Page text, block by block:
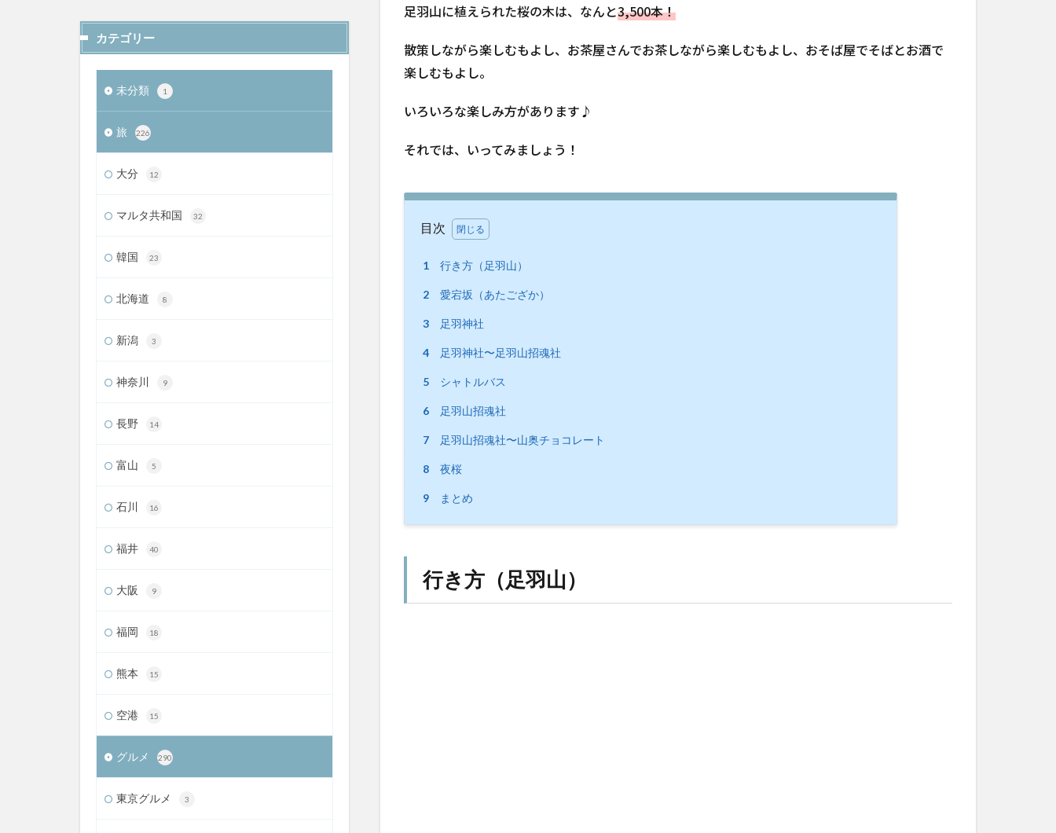
足羽山に植えられた桜の木は、なんと3,500本！
散策しながら楽しむもよし、お茶屋さんでお茶しながら楽しむもよし、おそば屋でそばとお酒で
楽しむもよし。
いろいろな楽しみ方があります♪
それでは、いってみましょう！
目次
1 行き方（足羽山）
2 愛宕坂（あたござか）
3 足羽神社
4 足羽神社〜足羽山招魂社
5 シャトルバス
6 足羽山招魂社
7 足羽山招魂社〜山奥チョコレート
8 夜桜
9 まとめ
行き方（足羽山）
カテゴリー
未分類 1
旅 226
大分 12
マルタ共和国 32
韓国 23
北海道 8
新潟 3
神奈川 9
長野 14
富山 5
石川 16
福井 40
大阪 9
福岡 18
熊本 15
空港 15
グルメ 290
東京グルメ 3